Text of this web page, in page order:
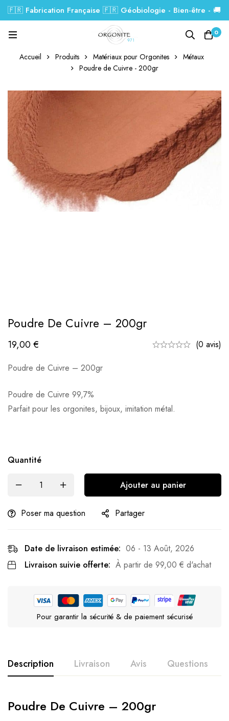
🇫🇷 Fabrication Française 🇫🇷 Géobiologie - Bien-être - 🚚
Livraison GRATUITE dés 99€.
0
Accueil Produits Matériaux pour Orgonites
Métaux
Poudre de Cuivre - 200gr
Poudre De Cuivre – 200gr
19,00€
(0 avis)
Poudre de Cuivre – 200gr
Poudre de Cuivre 99,7%
Parfait pour les orgonites, bijoux, imitation métal.
Quantité
Ajouter au panier
Poser ma question Partager
Date de livraison estimée: 06 - 13 Août, 2026
Livraison suivie offerte: À partir de 99,00 € d'achat
Pour garantir la sécurité & de paiement sécurisé
Description Livraison Avis Questions
Poudre De Cuivre – 200gr